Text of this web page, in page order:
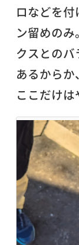
ロなどを
ン留めの
クスとの
あるから
ここだけは